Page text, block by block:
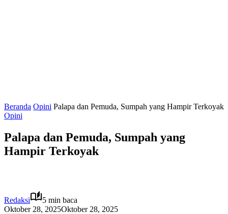
Beranda Opini Palapa dan Pemuda, Sumpah yang Hampir Terkoyak
Opini
Palapa dan Pemuda, Sumpah yang
Hampir Terkoyak
Redaksi
5 min baca
Oktober 28, 2025Oktober 28, 2025